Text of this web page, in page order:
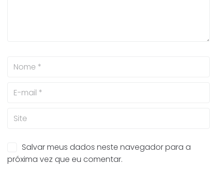
Salvar meus dados neste navegador para a
próxima vez que eu comentar.